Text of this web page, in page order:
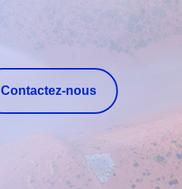
Contactez-nous